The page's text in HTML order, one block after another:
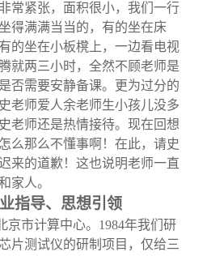
常紧张，面积很小，我们一行
得满满当当的，有的坐在床
的坐在小板櫈上，一边看电视
就两三小时，全然不顾老师是
否需要安静备课。更为过分的
老师爱人余老师生小孩儿没多
老师还是热情接待。现在回想
么那么不懂事啊！在此，请史
来的道歉！这也说明老师一直
家人。
指导、思想引领
京市计算中心。1984年我们研
片测试仪的研制项目，仅给三